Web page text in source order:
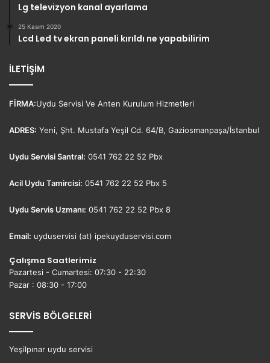
Lg televizyon kanal ayarlama
25 Kasım 2020
Lcd Led tv ekran paneli kırıldı ne yapabilirim
İLETİŞİM
FİRMA:Uydu Servisi Ve Anten Kurulum Hizmetleri
ADRES: Yeni, Şht. Mustafa Yeşil Cd. 64/B, Gaziosmanpaşa/İstanbul
Uydu Servisi Santral: 0541 762 22 52 Pbx
Acil Uydu Tamircisi: 0541 762 22 52 Pbx 5
Uydu Servis Uzmanı: 0541 762 22 52 Pbx 8
Email: uyduservisi (at) ipekuyduservisi.com
Çalışma Saatlerimiz
Pazartesi - Cumartesi: 07:30 - 22:30
Pazar : 08:30 - 17:00
SERVİS BÖLGELERİ
Yeşilpınar uydu servisi